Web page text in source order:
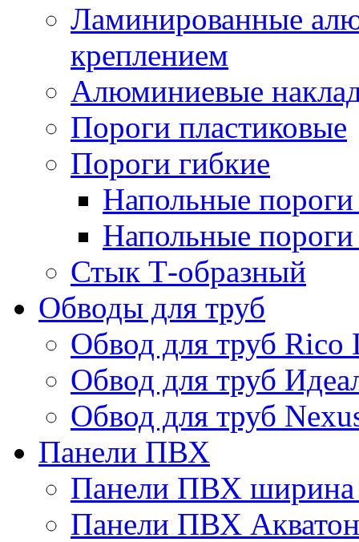
Ламинированные
креплением
Алюминиевые
Пороги пластиковые
Пороги гибкие
Напольные
Напольные
Стык Т-образный
Обводы для труб
Обвод для труб Rico
Обвод для труб
Обвод для труб
Панели ПВХ
Панели ПВХ ширина
Панели ПВХ Акватон